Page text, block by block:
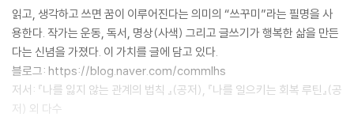
읽고, 생각하고 쓰면 꿈이 이루어진다는 의미의 “쓰꾸미”라는 필명을 사
용한다. 작가는 운동, 독서, 명상(사색) 그리고 글쓰기가 행복한 삶을 만든
다는 신념을 가졌다. 이 가치를 글에 담고 있다.
블로그: https://blog.naver.com/commlhs
저서: 『나를 잃지 않는 관계의 법칙 』(공저), 『나를 일으키는 회복 루틴』(공
저) 외 다수